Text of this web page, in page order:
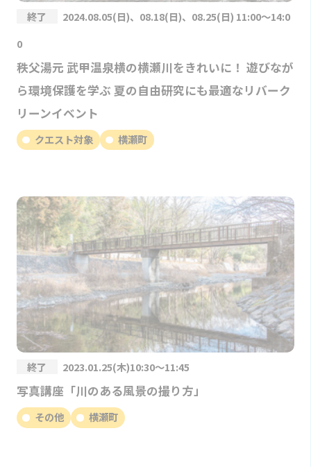
終了
2024.08.05(日)、08.18(日)、08.25(日) 11:00～14:0
0
秩父湯元 武甲温泉横の横瀬川をきれいに！ 遊びなが
ら環境保護を学ぶ 夏の自由研究にも最適なリバーク
リーンイベント
クエスト対象 横瀬町
終了 2023.01.25(木)10:30～11:45
写真講座「川のある風景の撮り方」
その他 横瀬町